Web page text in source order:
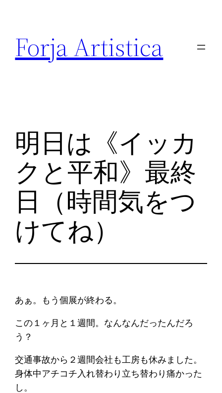
Forja Artistica
明日は《イッカ
クと平和》最終
日（時間気をつ
けてね）
あぁ。もう個展が終わる。
この１ヶ月と１週間。なんなんだったんだろ
う？
交通事故から２週間会社も工房も休みました。
身体中アチコチ入れ替わり立ち替わり痛かった
し。